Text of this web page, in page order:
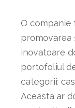
O companie
promovarea
inovatoare
portofoliul
categorii:
Aceasta ar